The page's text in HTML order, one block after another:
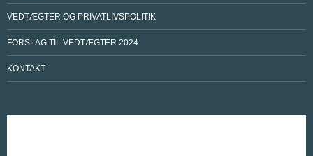
VEDTÆGTER OG PRIVATLIVSPOLITIK
FORSLAG TIL VEDTÆGTER 2024
KONTAKT